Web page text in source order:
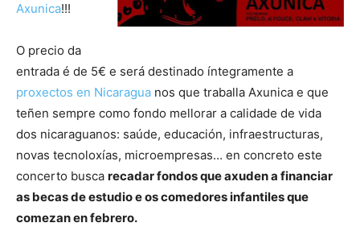
Axunica!!!
O precio da
entrada é de 5€ e será destinado íntegramente a
proxectos en Nicaragua nos que traballa Axunica e que
teñen sempre como fondo mellorar a calidade de vida
dos nicaraguanos: saúde, educación, infraestructuras,
novas tecnoloxías, microempresas… en concreto este
concerto busca recadar fondos que axuden a financiar
as becas de estudio e os comedores infantiles que
comezan en febrero.